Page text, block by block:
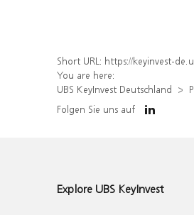
Short URL: https://keyinvest-de.ubs.com/produkt/
You are here:
UBS KeyInvest Deutschland
Folgen Sie uns auf
Explore UBS KeyInvest